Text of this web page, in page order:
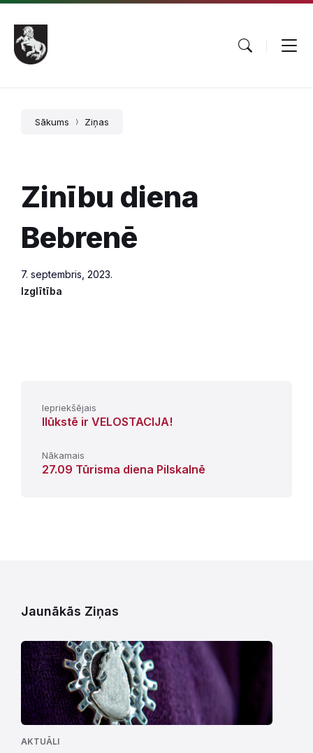
Pāriet
saturu
Skip
main
navigation
Skip
footer
Sākums Ziņas
Zinību diena
Bebrenē
7. septembris, 2023.
Izglītība
Iepriekšējais
Ilūkstē ir VELOSTACIJA!
Nākamais
27.09 Tūrisma diena Pilskalnē
Jaunākās Ziņas
AKTUĀLI